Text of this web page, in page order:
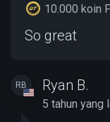
10.000 koin
So great
RB Ryan B.
5 tahun yang